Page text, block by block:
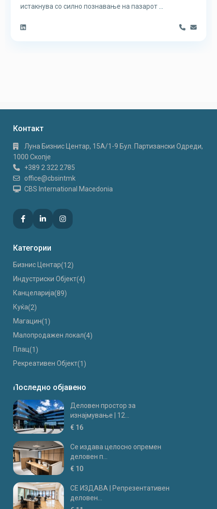
истакнува со силно познавање на пазарот
Контакт
Луна Бизнис Центар, 15A/1-9 Бул. Партизански Одреди,
1000 Скопје
+389 2 322 2785
office@cbsintmk
CBS International Macedonia
Категории
Бизнис Центар(12)
Индустриски Oбјект(4)
Канцеларија(89)
Куќа(2)
Магацин(1)
Малопродажен локал(4)
Плац(1)
Рекреативен Објект(1)
Последно објавено
Деловен простор за
изнајмување | 12...
€ 16
Се издава целосно опремен
деловен п...
€ 10
СЕ ИЗДАВА | Репрезентативен
деловен...